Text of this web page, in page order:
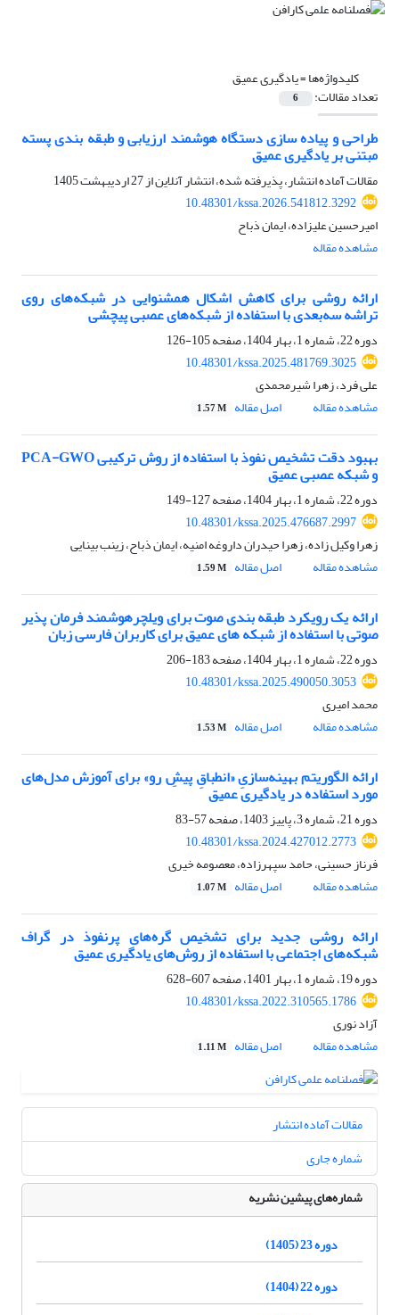
کلیدواژه‌ها =یادگیری عمیق
تعداد مقالات: 6
طراحی و پیاده سازی دستگاه هوشمند ارزیابی و طبقه بندی پسته
مبتنی بر یادگیری عمیق
مقالات آماده انتشار، پذیرفته شده، انتشار آنلاین از27 اردیبهشت 1405
10.48301/kssa.2026.541812.3292
امیرحسین علیزاده، ایمان ذباح
مشاهده مقاله
ارائه روشی برای کاهش اشکال همشنوایی در شبکه‌های روی
تراشه سه‌بعدی با استفاده از شبکه‌های عصبی پیچشی
دوره 22، شماره 1، بهار 1404، صفحه
105-126
10.48301/kssa.2025.481769.3025
علی فرد، زهرا شیرمحمدی
مشاهده مقاله
اصل مقاله 1.57 M
بهبود دقت تشخیص نفوذ با استفاده از روش ترکیبی PCA-GWO
و شبکه‌ عصبی عمیق
دوره 22، شماره 1، بهار 1404، صفحه
127-149
10.48301/kssa.2025.476687.2997
زهرا وکیل زاده، زهرا حیدران داروغه امنیه، ایمان ذباح، زینب بینایی
مشاهده مقاله
اصل مقاله 1.59 M
ارائه یک رویکرد طبقه بندی صوت برای ویلچرهوشمند فرمان پذیر
صوتی با استفاده از شبکه های عمیق برای کاربران فارسی زبان
دوره 22، شماره 1، بهار 1404، صفحه
183-206
10.48301/kssa.2025.490050.3053
محمد امیری
مشاهده مقاله
اصل مقاله 1.53 M
ارائه الگوریتم بهینه‌سازیِ «انطباقِ پیش‌ِ رو» برای آموزش مدل‌های
مورد استفاده در یادگیری عمیق
دوره 21، شماره 3، پاییز 1403، صفحه
57-83
10.48301/kssa.2024.427012.2773
فرناز حسینی، حامد سپهرزاده، معصومه خیری
مشاهده مقاله
اصل مقاله 1.07 M
ارائه روشی جدید برای تشخیص گره‌های پرنفوذ در گراف
شبکه‌های اجتماعی با استفاده از روش‌های یادگیری عمیق
دوره 19، شماره 1، بهار 1401، صفحه
607-628
10.48301/kssa.2022.310565.1786
آزاد نوری
مشاهده مقاله
اصل مقاله 1.11 M
مقالات آماده انتشار
شماره جاری
شماره‌های پیشین نشریه
دوره 23 (1405)
دوره 22 (1404)